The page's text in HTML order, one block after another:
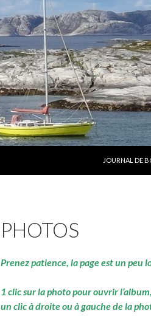
JOURNAL DE
PHOTOS
Prenez patience, la page est un peu
1 clic sur la photo pour ouvrir l’album,
un clic à droite ou à gauche de la